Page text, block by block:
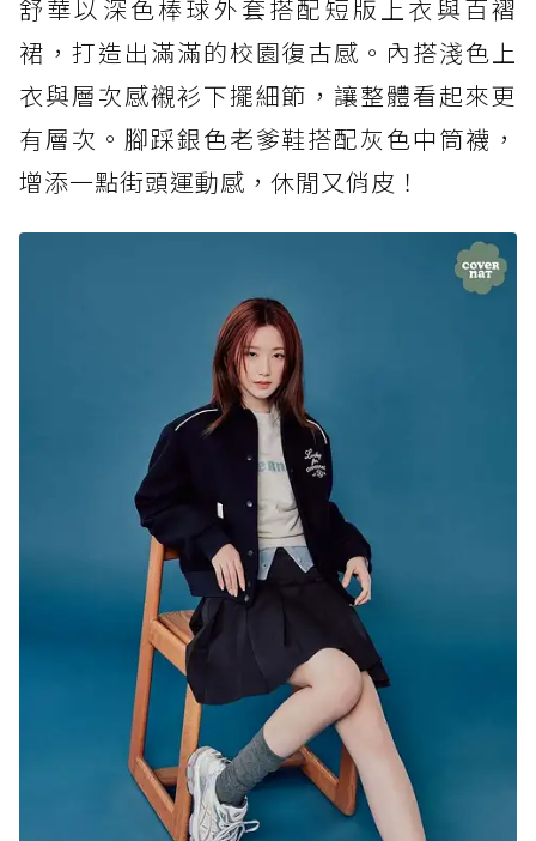
舒華以深色棒球外套搭配短版上衣與百褶
裙，打造出滿滿的校園復古感。內搭淺色上
衣與層次感襯衫下擺細節，讓整體看起來更
有層次。腳踩銀色老爹鞋搭配灰色中筒襪，
增添一點街頭運動感，休閒又俏皮！